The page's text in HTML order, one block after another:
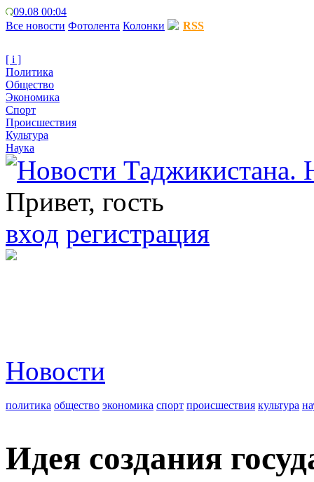
09.08 00:04
Все новости Фотолента Колонки RSS
[ i ]
Политика
Общество
Экономика
Спорт
Происшествия
Культура
Наука
Привет, гость
вход регистрация
Новости
политика общество экономика спорт происшествия культура
Идея создания